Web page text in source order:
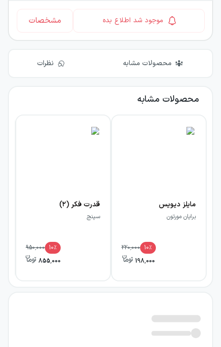
موجود شد اطلاع بده مشخصات
محصولات مشابه نظرات
محصولات مشابه
مایلز دیویس
برایان مورتون
220,000 10٪
198,000
قدرت فکر (۲)
سپنج
950,000 10٪
855,000